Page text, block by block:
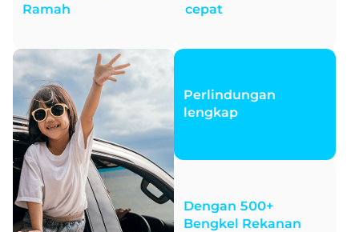
Ramah
cepat
Perlindungan
lengkap
Dengan 500+
Bengkel Rekanan